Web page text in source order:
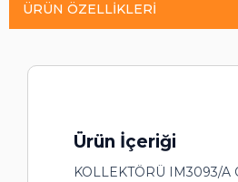
ÜRÜN ÖZELLIKLERI
Ürün İçeriği
KOLLEKTÖRÜ IM3093/A